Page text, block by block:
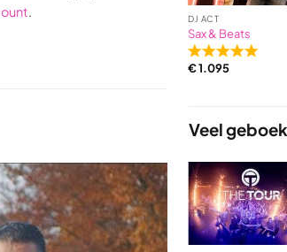
. DJ ACT
Sax & Beats
Rated
5,0
5
on
2
ratings
€1.095
Veel